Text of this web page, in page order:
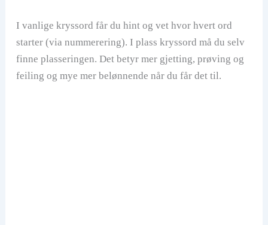
I vanlige kryssord får du hint og vet hvor hvert ord
starter (via nummerering). I plass kryssord må du selv
finne plasseringen. Det betyr mer gjetting, prøving og
feiling og mye mer belønnende når du får det til.